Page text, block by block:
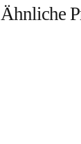
Ähnliche